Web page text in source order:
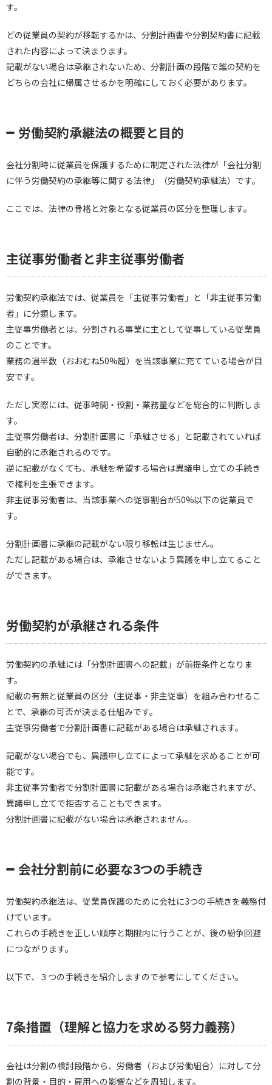
す。
どの従業員の契約が移転するかは、分割計画書や分割契約書に記載
された内容によって決まります。
記載がない場合は承継されないため、分割計画の段階で誰の契約を
どちらの会社に帰属させるかを明確にしておく必要があります。
労働契約承継法の概要と目的
会社分割時に従業員を保護するために制定された法律が「会社分割
に伴う労働契約の承継等に関する法律」（労働契約承継法）です。
ここでは、法律の骨格と対象となる従業員の区分を整理します。
主従事労働者と非主従事労働者
労働契約承継法では、従業員を「主従事労働者」と「非主従事労働
者」に分類します。
主従事労働者とは、分割される事業に主として従事している従業員
のことです。
業務の過半数（おおむね50%超）を当該事業に充てている場合が目
安です。
ただし実際には、従事時間・役割・業務量などを総合的に判断しま
す。
主従事労働者は、分割計画書に「承継させる」と記載されていれば
自動的に承継されるのです。
逆に記載がなくても、承継を希望する場合は異議申し立ての手続き
で権利を主張できます。
非主従事労働者は、当該事業への従事割合が50%以下の従業員で
す。
分割計画書に承継の記載がない限り移転は生じません。
ただし記載がある場合は、承継させないよう異議を申し立てること
ができます。
労働契約が承継される条件
労働契約の承継には「分割計画書への記載」が前提条件となりま
す。
記載の有無と従業員の区分（主従事・非主従事）を組み合わせるこ
とで、承継の可否が決まる仕組みです。
主従事労働者で分割計画書に記載がある場合は承継されます。
記載がない場合でも、異議申し立てによって承継を求めることが可
能です。
非主従事労働者で分割計画書に記載がある場合は承継されますが、
異議申し立てで拒否することもできます。
分割計画書に記載がない場合は承継されません。
会社分割前に必要な3つの手続き
労働契約承継法は、従業員保護のために会社に3つの手続きを義務付
けています。
これらの手続きを正しい順序と期限内に行うことが、後の紛争回避
につながります。
以下で、３つの手続きを紹介しますので参考にしてください。
7条措置（理解と協力を求める努力義務）
会社は分割の検討段階から、労働者（および労働組合）に対して分
割の背景・目的・雇用への影響などを周知します。